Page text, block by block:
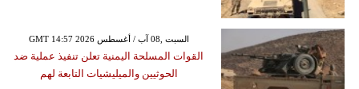
GMT 14:57 2026 السبت ,08 آب / أغسطس
القوات المسلحة اليمنية تعلن تنفيذ عملية ضد
الحوثيين والميليشيات التابعة لهم